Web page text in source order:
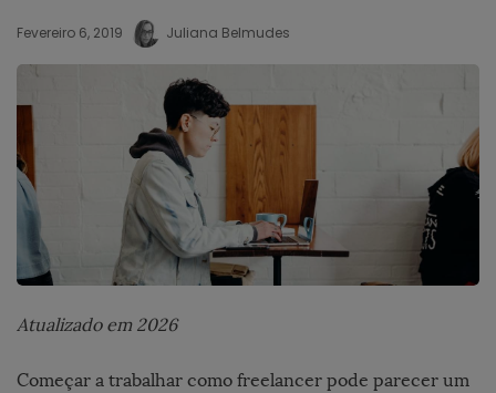
Fevereiro 6, 2019 Juliana Belmudes
Atualizado em 2026
Começar a trabalhar como freelancer pode parecer um